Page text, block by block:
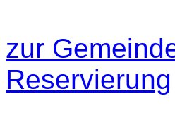
zur
Reservierung